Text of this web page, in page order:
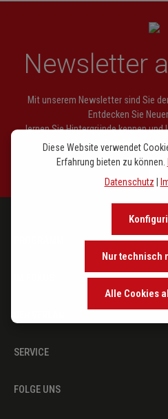
Newsletter
Mit unserem Newsletter sind Sie
Entdecken Sie
lernen Sie Hintergründe kennen
Empfehlungen
SERVICE
FOLGE UNS
Diese Website verwendet
Erfahrung bieten zu können.
Datenschutz |
Nur technisch
Alle Cookies